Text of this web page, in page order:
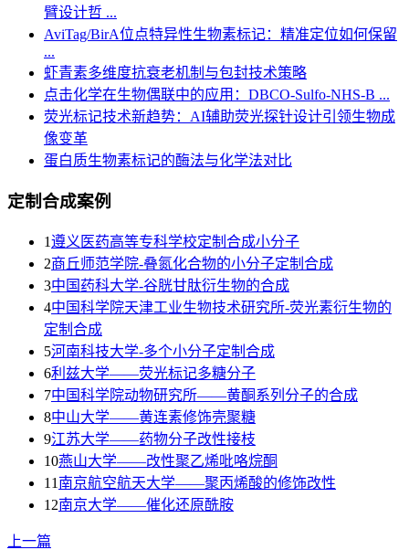
臂设计哲 ...
AviTag/BirA位点特异性生物素标记：精准定位如何保留
...
虾青素多维度抗衰老机制与包封技术策略
点击化学在生物偶联中的应用：DBCO-Sulfo-NHS-B ...
荧光标记技术新趋势：AI辅助荧光探针设计引领生物成
像变革
蛋白质生物素标记的酶法与化学法对比
定制合成案例
1遵义医药高等专科学校定制合成小分子
2商丘师范学院-叠氮化合物的小分子定制合成
3​中国药科大学-谷胱甘肽衍生物的合成
4中国科学院天津工业生物技术研究所-荧光素衍生物的
定制合成
5河南科技大学-多个小分子定制合成
6利兹大学——荧光标记多糖分子
7中国科学院动物研究所——黄酮系列分子的合成
8中山大学——黄连素修饰壳聚糖
9江苏大学——药物分子改性接枝
10燕山大学——改性聚乙烯吡咯烷酮
11 南京航空航天大学——聚丙烯酸的修饰改性
12南京大学——催化还原酰胺
上一篇